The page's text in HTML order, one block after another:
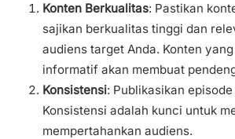
Konten Berkualitas: Pastikan
sajikan berkualitas tinggi dan
audiens target Anda. Konten
informatif akan membuat
Konsistensi: Publikasikan
Konsistensi adalah kunci untuk
mempertahankan audiens.